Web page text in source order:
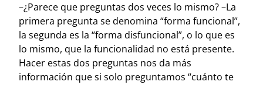
–¿Parece que preguntas dos veces lo mismo? –La
primera pregunta se denomina “forma funcional”,
la segunda es la “forma disfuncional”, o lo que es
lo mismo, que la funcionalidad no está presente.
Hacer estas dos preguntas nos da más
información que si solo preguntamos “cuánto te